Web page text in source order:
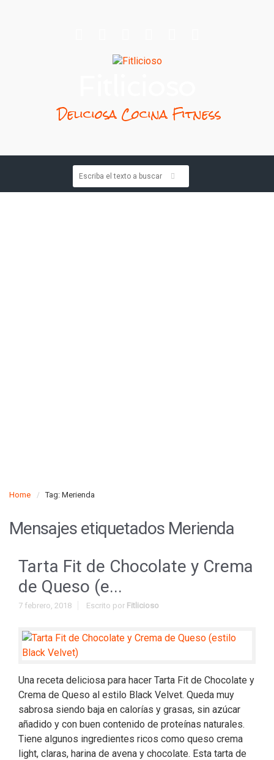
Deliciosa Cocina Fitness
Home Tag: Merienda
Mensajes etiquetados Merienda
Tarta Fit de Chocolate y Crema
de Queso (e...
7 febrero, 2018 Escrito por Fitlicioso
Una receta deliciosa para hacer Tarta Fit de Chocolate y
Crema de Queso al estilo Black Velvet. Queda muy
sabrosa siendo baja en calorías y grasas, sin azúcar
añadido y con buen contenido de proteínas naturales.
Tiene algunos ingredientes ricos como queso crema
light, claras, harina de avena y chocolate. Esta tarta de